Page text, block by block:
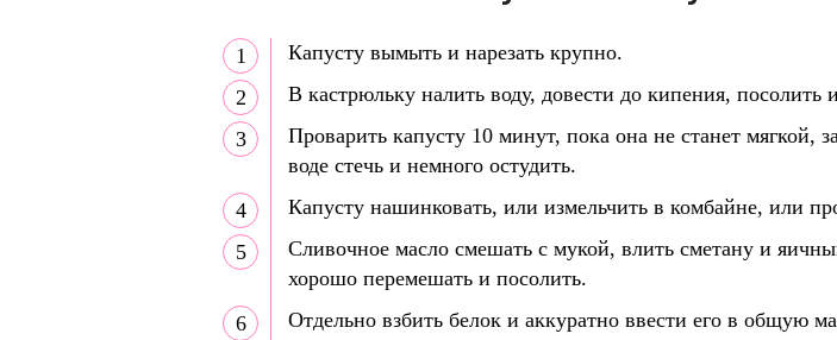
Капусту вымыть и нарезать крупно.
В кастрюльку налить воду, довести до кипения, посолить
Проварить капусту 10 минут, пока она не станет мягкой,
воде стечь и немного остудить.
Капусту нашинковать, или измельчить в комбайне, или
Сливочное масло смешать с мукой, влить сметану и
хорошо перемешать и посолить.
Отдельно взбить белок и аккуратно ввести его в общую